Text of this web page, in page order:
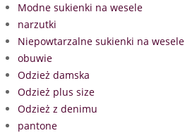
Modne sukienki na wesele
narzutki
Niepowtarzalne sukienki na wesele
obuwie
Odzież damska
Odzież plus size
Odzież z denimu
pantone